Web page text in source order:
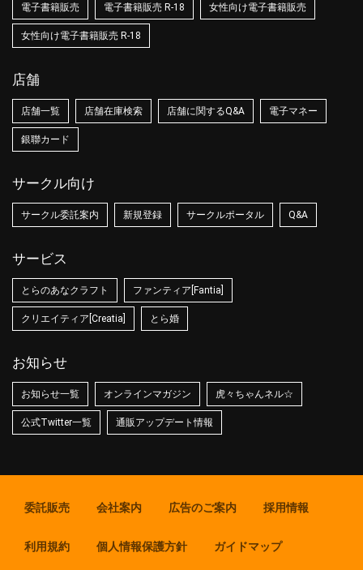
電子書籍販売 電子書籍販売 R-18 女性向け電子書籍販売
女性向け電子書籍販売 R-18
店舗
店舗一覧 店舗在庫検索 店舗に関するQ&A 電子マネー
銀聯カード
サークル向け
サークル委託案内 新規登録 サークルポータル Q&A
サービス
とらのあなクラフト ファンティア[Fantia]
クリエイティア[Creatia] とら婚
お知らせ
お知らせ一覧 オンラインマガジン 虎々ちゃんネル☆
公式Twitter一覧 通販アップデート情報
委託販売 会社案内 広告のご案内 採用情報
利用規約 個人情報保護方針 ガイドマップ